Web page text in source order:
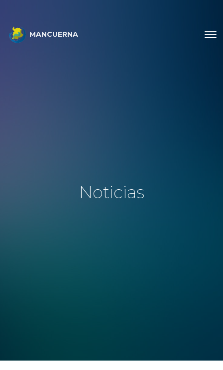
MANCUERNA
Noticias